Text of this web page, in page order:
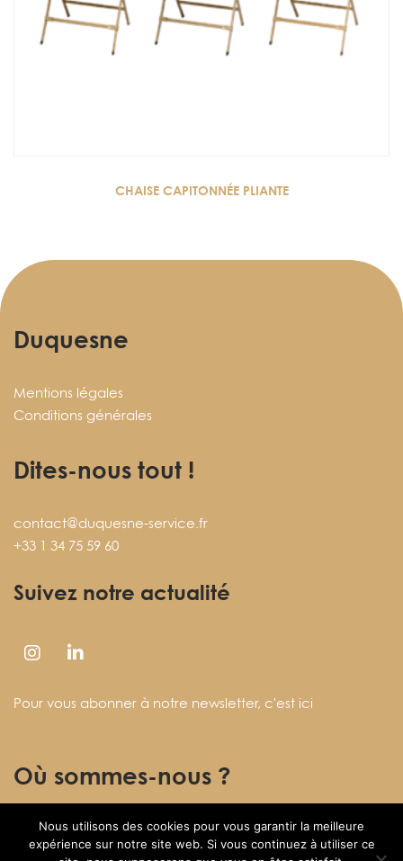
CHAISE CAPITONNÉE PLIANTE
Duquesne
Mentions légales
Conditions générales
Dites-nous tout !
contact@duquesne-service.fr
+33 1 34 75 59 60
Suivez notre actualité
Pour vous abonner à notre newsletter, c'est ici
Où sommes-nous ?
27 rue des Fontenelles
78920 ECQUEVILLY
Nous utilisons des cookies pour vous garantir la meilleure
expérience sur notre site web. Si vous continuez à utiliser ce